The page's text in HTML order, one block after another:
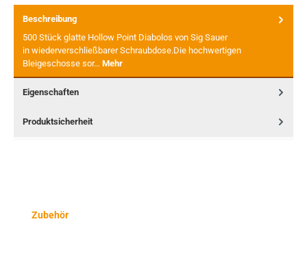
Beschreibung
500 Stück glatte Hollow Point Diabolos von Sig Sauer
in wiederverschließbarer Schraubdose.Die hochwertigen
Bleigeschosse sor… Mehr
Eigenschaften
Produktsicherheit
Produktgalerie überspringen
Zubehör